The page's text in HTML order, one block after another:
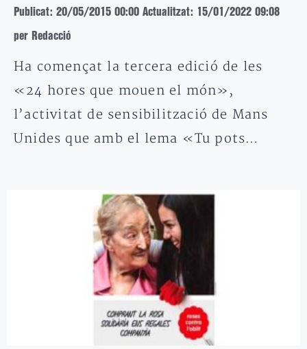
Publicat: 20/05/2015 00:00 Actualitzat: 15/01/2022 09:08
per Redacció
Ha començat la tercera edició de les
«24 hores que mouen el món»,
l’activitat de sensibilització de Mans
Unides que amb el lema «Tu pots…